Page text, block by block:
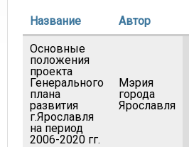
Название Автор
Основные
положения
проекта
Генерального
плана
развития
г.Ярославля
на период
2006-2020 гг.
Мэрия
города
Ярославля